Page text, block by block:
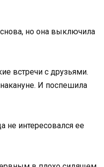
но она выключила
встречи с друзьями.
И поспешила
не интересовался ее